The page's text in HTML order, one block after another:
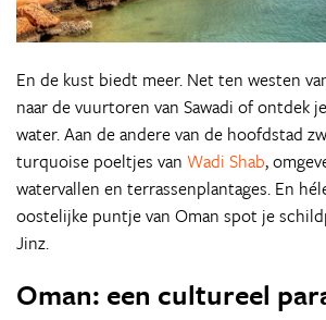
En de kust biedt meer. Net ten westen
naar de vuurtoren van Sawadi of ontdek
water. Aan de andere van de hoofdstad
turquoise poeltjes van Wadi Shab,
watervallen en terrassenplantages. En
oostelijke puntje van Oman spot je
Jinz.
Oman: een cultureel